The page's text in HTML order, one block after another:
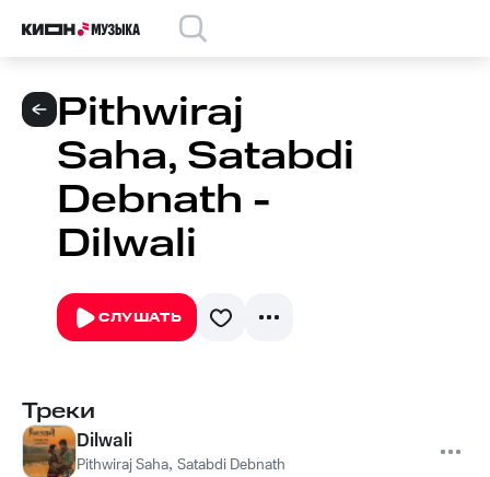
Pithwiraj
Saha, Satabdi
Debnath -
Dilwali
СЛУШАТЬ
Треки
Dilwali
Pithwiraj Saha, Satabdi Debnath